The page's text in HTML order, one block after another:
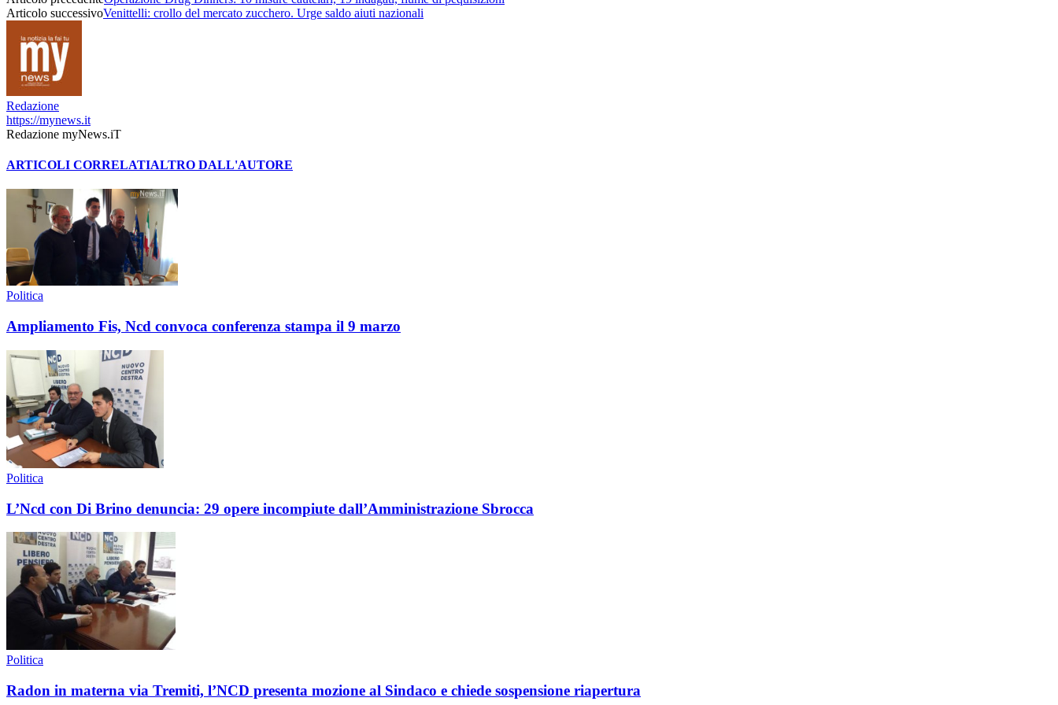
Articolo successivoVenittelli: crollo del mercato zucchero. Urge saldo aiuti nazionali
Redazione
https://mynews.it
Redazione myNews.iT
ARTICOLI CORRELATIALTRO DALL'AUTORE
Politica
Ampliamento Fis, Ncd convoca conferenza stampa il 9 marzo
Politica
L’Ncd con Di Brino denuncia: 29 opere incompiute dall’Amministrazione Sbrocca
Politica
Radon in materna via Tremiti, l’NCD presenta mozione al Sindaco e chiede sospensione riapertura